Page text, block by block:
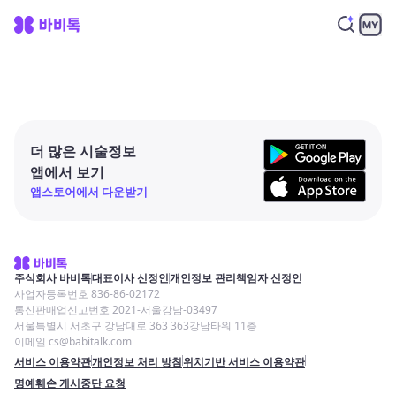
더 많은 시술정보
앱에서 보기
앱스토어에서 다운받기
주식회사 바비톡대표이사 신정인개인정보 관리책임자 신정인
사업자등록번호 836-86-02172
통신판매업신고번호 2021-서울강남-03497
서울특별시 서초구 강남대로 363 363강남타워 11층
이메일 cs@babitalk.com
서비스 이용약관개인정보 처리 방침위치기반 서비스 이용약관
명예훼손 게시중단 요청